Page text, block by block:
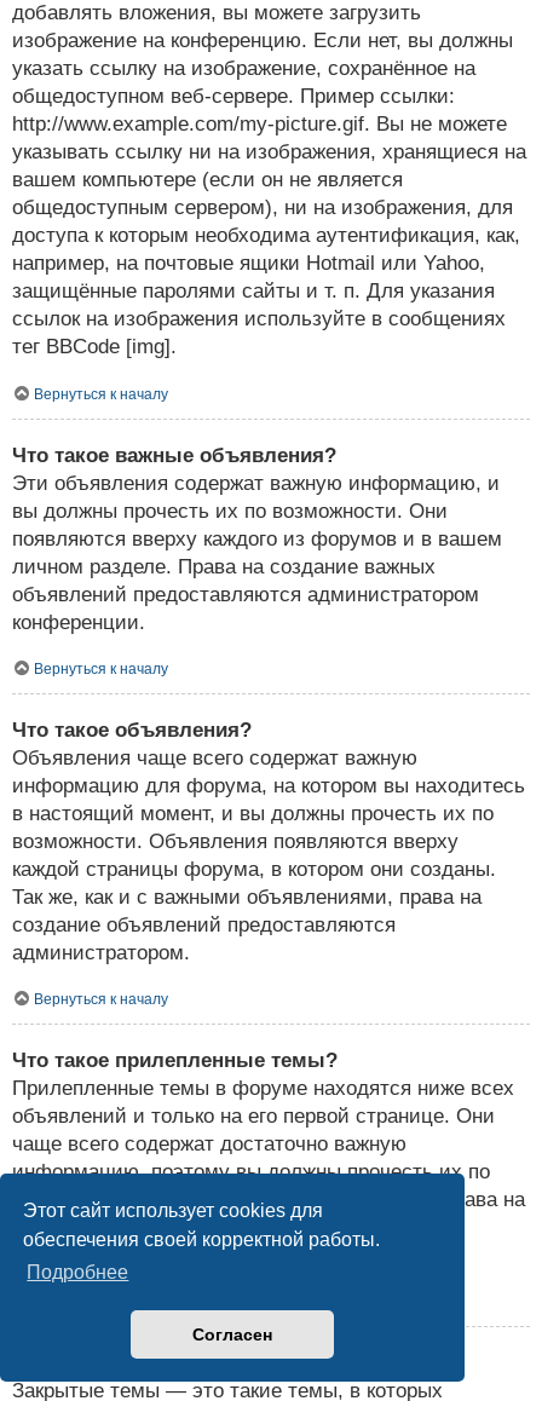
Этот сайт использует cookies для
обеспечения своей корректной работы.
Подробнее
Согласен
добавлять вложения, вы можете загрузить
изображение на конференцию. Если нет, вы должны
указать ссылку на изображение, сохранённое на
общедоступном веб-сервере. Пример ссылки:
http://www.example.com/my-picture.gif. Вы не можете
указывать ссылку ни на изображения, хранящиеся на
вашем компьютере (если он не является
общедоступным сервером), ни на изображения, для
доступа к которым необходима аутентификация, как,
например, на почтовые ящики Hotmail или Yahoo,
защищённые паролями сайты и т. п. Для указания
ссылок на изображения используйте в сообщениях
тег BBCode [img].
Вернуться к началу
Что такое важные объявления?
Эти объявления содержат важную информацию, и
вы должны прочесть их по возможности. Они
появляются вверху каждого из форумов и в вашем
личном разделе. Права на создание важных
объявлений предоставляются администратором
конференции.
Вернуться к началу
Что такое объявления?
Объявления чаще всего содержат важную
информацию для форума, на котором вы находитесь
в настоящий момент, и вы должны прочесть их по
возможности. Объявления появляются вверху
каждой страницы форума, в котором они созданы.
Так же, как и с важными объявлениями, права на
создание объявлений предоставляются
администратором.
Вернуться к началу
Что такое прилепленные темы?
Прилепленные темы в форуме находятся ниже всех
объявлений и только на его первой странице. Они
чаще всего содержат достаточно важную
информацию, поэтому вы должны прочесть их по
возможности. Так же, как и с объявлениями, права на
создание прилепленных тем предоставляются
администратором конференции.
Что такое закрытые темы?
Закрытые темы — это такие темы, в которых